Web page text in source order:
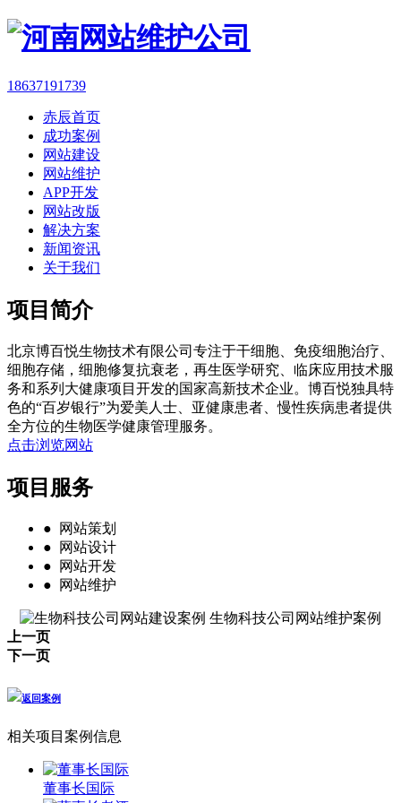
18637191739
赤辰首页
成功案例
网站建设
网站维护
APP开发
网站改版
解决方案
新闻资讯
关于我们
项目简介
北京博百悦生物技术有限公司专注于干细胞、免疫细胞治疗、
细胞存储，细胞修复抗衰老，再生医学研究、临床应用技术服
务和系列大健康项目开发的国家高新技术企业。博百悦独具特
色的“百岁银行”为爱美人士、亚健康患者、慢性疾病患者提供
全方位的生物医学健康管理服务。
点击浏览网站
项目服务
● 网站策划
● 网站设计
● 网站开发
● 网站维护
上一页
下一页
返回案例
相关项目案例信息
董事长国际